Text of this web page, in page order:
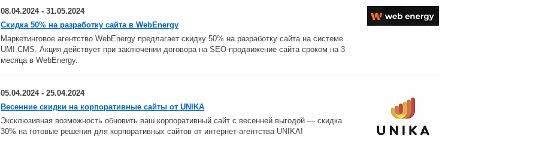
08.04.2024 - 31.05.2024
Скидка 50% на разработку сайта в WebEnergy
Маркетинговое агентство WebEnergy предлагает скидку 50% на разработку сайта на системе
UMI.CMS. Акция действует при заключении договора на SEO-продвижение сайта сроком на 3
месяца в WebEnergy.
05.04.2024 - 25.04.2024
Весенние скидки на корпоративные сайты от UNIKA
Эксклюзивная возможность обновить ваш корпоративный сайт с весенней выгодой — скидка
30% на готовые решения для корпоративных сайтов от интернет-агентства UNIKA!